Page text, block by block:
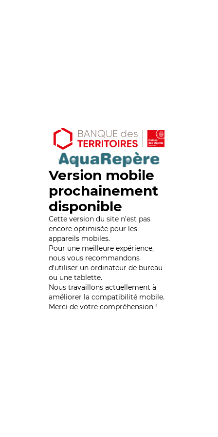
Version mobile
prochainement
disponible
Cette version du site n’est pas
encore optimisée pour les
appareils mobiles.
Pour une meilleure expérience,
nous vous recommandons
d'utiliser un ordinateur de bureau
ou une tablette.
Nous travaillons actuellement à
améliorer la compatibilité mobile.
Merci de votre compréhension !